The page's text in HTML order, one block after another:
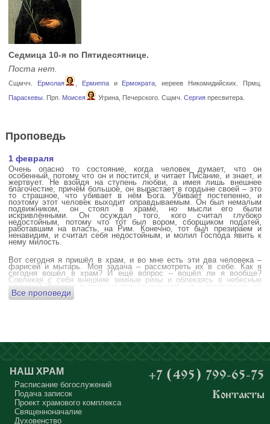
Седмица 10-я по Пятидесятнице.
Поста нет.
Сщмчч. Ермолая Ермиппаи Ермократа , иереев Никомидийских. Прмц.
Параскевы. Прп. Моисея Угрина, Печерского. Сщмч. Сергияпресвитера.
Проповедь
1 февраля
Очень опасно то состояние, когда человек думает, что он
особенный, потому что он и постится, и читает Писание, и знает, и
жертвует. Не взойдя на ступень любви, а имея лишь внешнее
благочестие, причём большое, он вырастает в гордыне своей – это
то страшное, что убивает в нём Бога. Убивает постепенно, и
поэтому этот человек выходит оправдываемым. Он был немалым
подвижником, он стоял в храме, но мысли его были
искривлёнными. Он осуждал того, кого считал глубоко
недостойным, потому что тот был вором, сборщиком податей,
работавшим на власть, на Рим. Конечно, тот был презираем и
ненавидим, и считал себя недостойным, и молил Господа явить к
нему милость.
Вот сегодня я пришёл в храм, и во мне есть эти два человека –
фарисей и мытарь. Моя задача – рассмотреть их в себе. Как я
сегодня вошёл в храм? И ещё вопрос – вошёл ли я вообще?
Совлекая с себя внешние земные ризы и облекаясь в небесные
одежды? Имеется в виду не только внешние, но и внутренние, то
есть помыслы.
сердца?
Бог открыл помыслы людей, стоящих в храме, и он ужаснулся
тому, что никто из них не молится – ни один человек, кроме одного
мальчика. Мысли у людей о чём угодно: о работе, о молодой жене
или возлюбленной, о детях, о долгах, о футбольном матче, о
путешествиях, о скором отпуске, о билетах, о машине, об одежде, о
том, что будет после службы, где я буду обедать, куда пойду, что
подарить, что подарят, что я посмотрю, что, может быть, почитаю...
Где здесь место для Бога?
Все проповеди
НАШ ХРАМ
Расписание богослужений
Подача записок
Проект храмового комплекса
Священноначалие
Духовенство
+7 (495) 799-65-75
Контакты